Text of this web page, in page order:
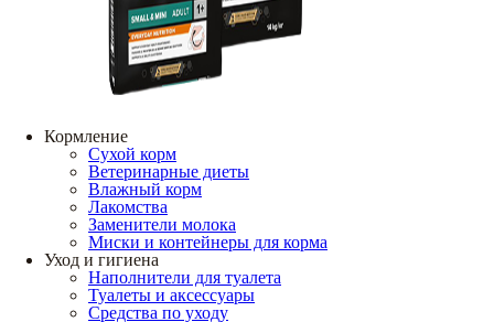
Кормление
Сухой корм
Ветеринарные диеты
Влажный корм
Лакомства
Заменители молока
Миски и контейнеры для корма
Уход и гигиена
Наполнители для туалета
Туалеты и аксессуары
Средства по уходу